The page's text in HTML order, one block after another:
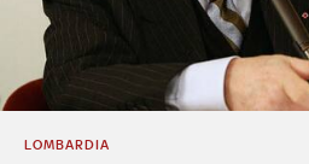
LOMBARDIA